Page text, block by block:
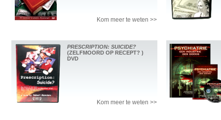
Kom meer te weten >>
PRESCRIPTION: SUICIDE?
(ZELFMOORD OP RECEPT? )
DVD
Kom meer te weten >>